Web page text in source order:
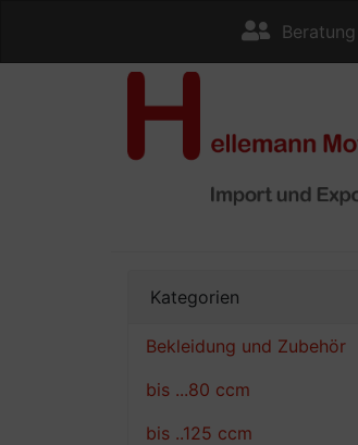
Kategorien
Bekleidung und Zubehör
bis ...80 ccm
bis ..125 ccm